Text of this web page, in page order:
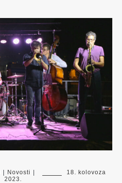
Novosti
18. kolovoza
2023.